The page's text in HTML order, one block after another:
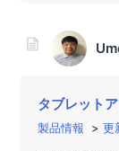
タブレット
製品情報 更